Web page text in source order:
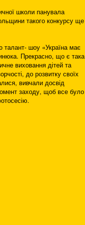
школи панувала
такого конкурсу ще
талант- шоу «Україна має
Прекрасно, що є така
виховання дітей та
до розвитку своїх
вивчали досвід
заходу, щоб все було